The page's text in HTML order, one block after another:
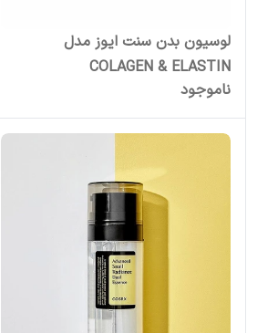
لوسیون بدن سنت ایوز مدل
COLAGEN & ELASTIN
ناموجود